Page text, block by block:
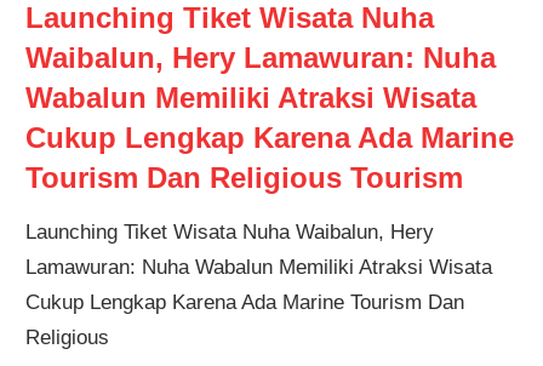
Launching Tiket Wisata Nuha
Waibalun, Hery Lamawuran: Nuha
Wabalun Memiliki Atraksi Wisata
Cukup Lengkap Karena Ada Marine
Tourism Dan Religious Tourism
Launching Tiket Wisata Nuha Waibalun, Hery
Lamawuran: Nuha Wabalun Memiliki Atraksi Wisata
Cukup Lengkap Karena Ada Marine Tourism Dan
Religious